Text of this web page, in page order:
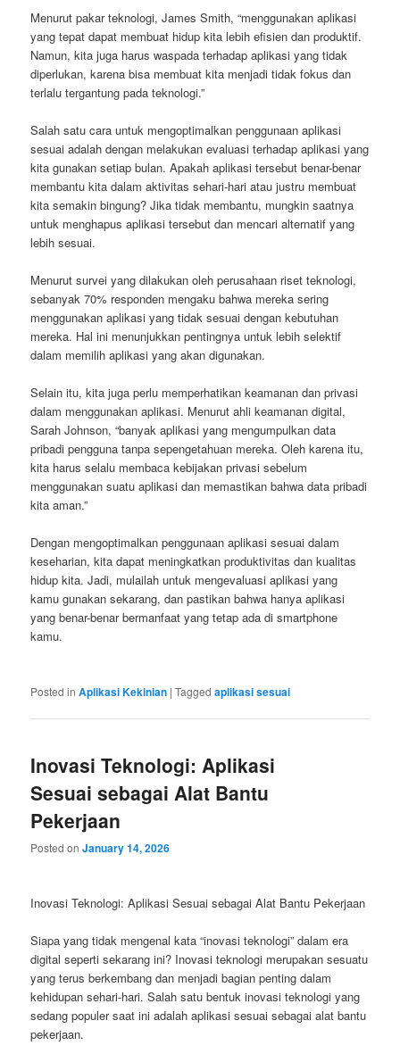
Menurut pakar teknologi, James Smith, “menggunakan aplikasi
yang tepat dapat membuat hidup kita lebih efisien dan produktif.
Namun, kita juga harus waspada terhadap aplikasi yang tidak
diperlukan, karena bisa membuat kita menjadi tidak fokus dan
terlalu tergantung pada teknologi.”
Salah satu cara untuk mengoptimalkan penggunaan aplikasi
sesuai adalah dengan melakukan evaluasi terhadap aplikasi yang
kita gunakan setiap bulan. Apakah aplikasi tersebut benar-benar
membantu kita dalam aktivitas sehari-hari atau justru membuat
kita semakin bingung? Jika tidak membantu, mungkin saatnya
untuk menghapus aplikasi tersebut dan mencari alternatif yang
lebih sesuai.
Menurut survei yang dilakukan oleh perusahaan riset teknologi,
sebanyak 70% responden mengaku bahwa mereka sering
menggunakan aplikasi yang tidak sesuai dengan kebutuhan
mereka. Hal ini menunjukkan pentingnya untuk lebih selektif
dalam memilih aplikasi yang akan digunakan.
Selain itu, kita juga perlu memperhatikan keamanan dan privasi
dalam menggunakan aplikasi. Menurut ahli keamanan digital,
Sarah Johnson, “banyak aplikasi yang mengumpulkan data
pribadi pengguna tanpa sepengetahuan mereka. Oleh karena itu,
kita harus selalu membaca kebijakan privasi sebelum
menggunakan suatu aplikasi dan memastikan bahwa data pribadi
kita aman.”
Dengan mengoptimalkan penggunaan aplikasi sesuai dalam
keseharian, kita dapat meningkatkan produktivitas dan kualitas
hidup kita. Jadi, mulailah untuk mengevaluasi aplikasi yang
kamu gunakan sekarang, dan pastikan bahwa hanya aplikasi
yang benar-benar bermanfaat yang tetap ada di smartphone
kamu.
Posted in Aplikasi Kekinian |Tagged aplikasi sesuai
Inovasi Teknologi: Aplikasi
Sesuai sebagai Alat Bantu
Pekerjaan
Posted onJanuary 14, 2026
Inovasi Teknologi: Aplikasi Sesuai sebagai Alat Bantu Pekerjaan
Siapa yang tidak mengenal kata “inovasi teknologi” dalam era
digital seperti sekarang ini? Inovasi teknologi merupakan sesuatu
yang terus berkembang dan menjadi bagian penting dalam
kehidupan sehari-hari. Salah satu bentuk inovasi teknologi yang
sedang populer saat ini adalah aplikasi sesuai sebagai alat bantu
pekerjaan.